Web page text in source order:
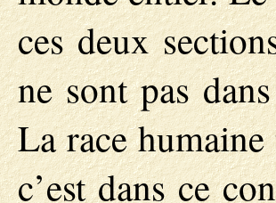
ces deux
ne sont pas
La race
c’est dans ce